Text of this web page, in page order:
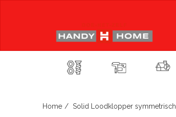
Home Solid Loodklopper